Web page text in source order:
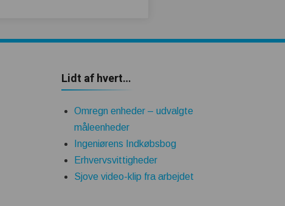
Lidt af hvert…
Omregn enheder – udvalgte
måleenheder
Ingeniørens Indkøbsbog
Erhvervsvittigheder
Sjove video-klip fra arbejdet